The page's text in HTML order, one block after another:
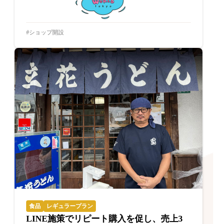
ショップ開設
食品 レギュラープラン
LINE施策でリピート購入を促し、売上3